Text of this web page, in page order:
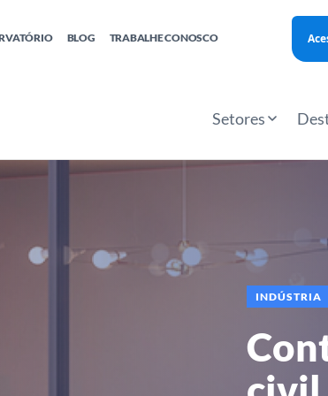
BLOG TRABALHE CONOSCO
Setores
INDÚSTRIA